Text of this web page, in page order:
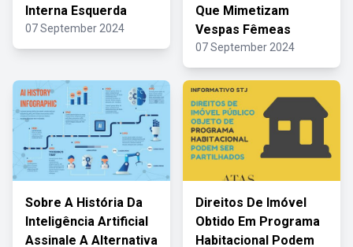
Interna Esquerda
07 September 2024
Que Mimetizam
Vespas Fêmeas
07 September 2024
Sobre A História Da
Inteligência Artificial
Assinale A Alternativa
Direitos De Imóvel
Obtido Em Programa
Habitacional Podem